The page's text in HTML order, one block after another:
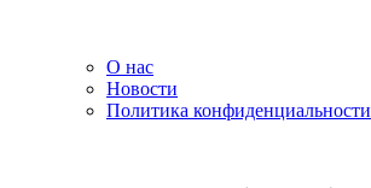
О нас
Новости
Политика конфиденциальности